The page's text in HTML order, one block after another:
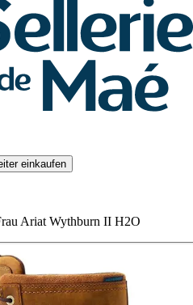
einkaufen
Ariat Wythburn II H2O